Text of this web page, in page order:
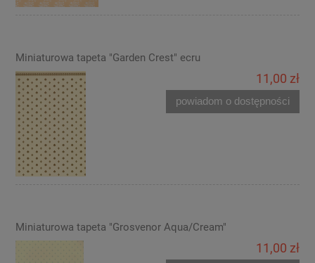
Miniaturowa tapeta "Garden Crest" ecru
11,00 zł
powiadom o dostępności
Miniaturowa tapeta "Grosvenor Aqua/Cream"
11,00 zł